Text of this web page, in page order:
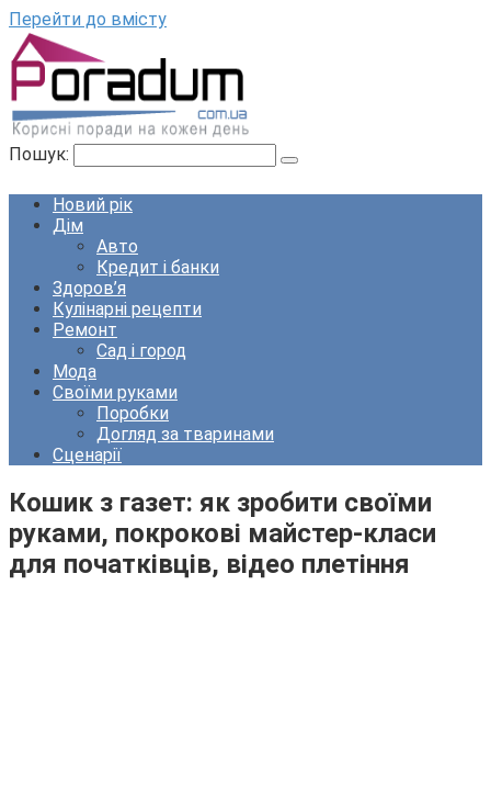
Перейти до вмісту
Пошук:
Новий рік
Дім
Авто
Кредит і банки
Здоров’я
Кулінарні рецепти
Ремонт
Сад і город
Мода
Своїми руками
Поробки
Догляд за тваринами
Сценарії
Кошик з газет: як зробити своїми
руками, покрокові майстер-класи
для початківців, відео плетіння